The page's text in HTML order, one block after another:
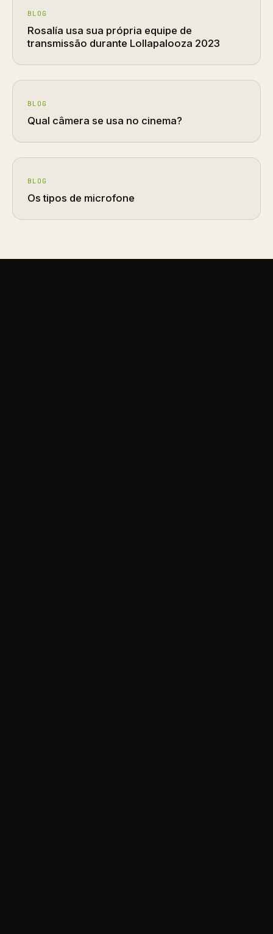
BLOG
Rosalía usa sua própria equipe de
transmissão durante Lollapalooza 2023
BLOG
Qual câmera se usa no cinema?
BLOG
Os tipos de microfone